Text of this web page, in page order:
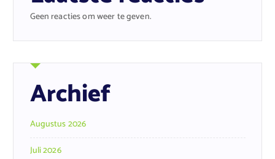
Geen reacties om weer te geven.
Archief
Augustus 2026
Juli 2026